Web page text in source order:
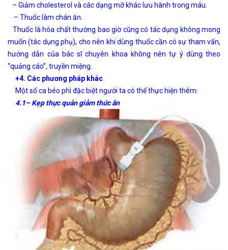
– Giảm cholesterol và các dạng mỡ khác lưu hành trong máu.
– Thuốc làm chán ăn.
Thuốc là hóa chất thường bao giờ cũng có tác dụng không mong
muốn (tác dụng phụ), cho nên khi dùng thuốc cần có sự tham vấn,
hướng dẫn của bác sĩ chuyên khoa không nên tự ý dùng theo
“quảng cáo”, truyền miệng.
+4. Các phương pháp khác
Một số ca béo phì đặc biệt người ta có thể thực hiện thêm:
4.1– Kẹp thực quản giảm thức ăn